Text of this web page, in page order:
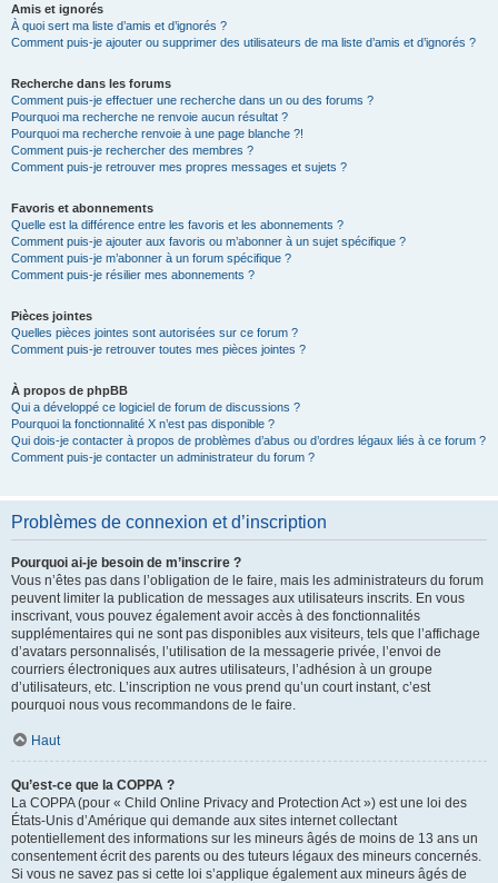
Amis et ignorés
À quoi sert ma liste d’amis et d’ignorés ?
Comment puis-je ajouter ou supprimer des utilisateurs de ma liste d’amis et d’ignorés ?
Recherche dans les forums
Comment puis-je effectuer une recherche dans un ou des forums ?
Pourquoi ma recherche ne renvoie aucun résultat ?
Pourquoi ma recherche renvoie à une page blanche ?!
Comment puis-je rechercher des membres ?
Comment puis-je retrouver mes propres messages et sujets ?
Favoris et abonnements
Quelle est la différence entre les favoris et les abonnements ?
Comment puis-je ajouter aux favoris ou m’abonner à un sujet spécifique ?
Comment puis-je m’abonner à un forum spécifique ?
Comment puis-je résilier mes abonnements ?
Pièces jointes
Quelles pièces jointes sont autorisées sur ce forum ?
Comment puis-je retrouver toutes mes pièces jointes ?
À propos de phpBB
Qui a développé ce logiciel de forum de discussions ?
Pourquoi la fonctionnalité X n’est pas disponible ?
Qui dois-je contacter à propos de problèmes d’abus ou d’ordres légaux liés à ce forum ?
Comment puis-je contacter un administrateur du forum ?
Problèmes de connexion et d’inscription
Pourquoi ai-je besoin de m’inscrire ?
Vous n’êtes pas dans l’obligation de le faire, mais les administrateurs du forum
peuvent limiter la publication de messages aux utilisateurs inscrits. En vous
inscrivant, vous pouvez également avoir accès à des fonctionnalités
supplémentaires qui ne sont pas disponibles aux visiteurs, tels que l’affichage
d’avatars personnalisés, l’utilisation de la messagerie privée, l’envoi de
courriers électroniques aux autres utilisateurs, l’adhésion à un groupe
d’utilisateurs, etc. L’inscription ne vous prend qu’un court instant, c’est
pourquoi nous vous recommandons de le faire.
Haut
Qu’est-ce que la COPPA ?
La COPPA (pour « Child Online Privacy and Protection Act ») est une loi des
États-Unis d’Amérique qui demande aux sites internet collectant
potentiellement des informations sur les mineurs âgés de moins de 13 ans un
consentement écrit des parents ou des tuteurs légaux des mineurs concernés.
Si vous ne savez pas si cette loi s’applique également aux mineurs âgés de